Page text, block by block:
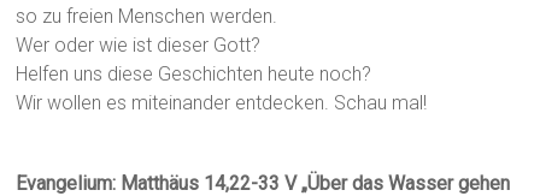
so zu freien Menschen werden.
Wer oder wie ist dieser Gott?
Helfen uns diese Geschichten heute noch?
Wir wollen es miteinander entdecken. Schau mal!
Evangelium: Matthäus 14,22-33 V „Über das Wasser gehen